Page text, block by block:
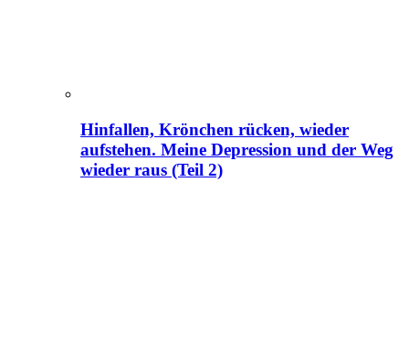
Hinfallen, Krönchen rücken, wieder
aufstehen. Meine Depression und der Weg
wieder raus (Teil 2)